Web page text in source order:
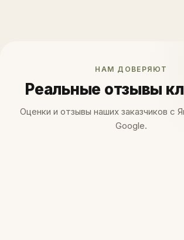
НАМ ДОВЕРЯЮТ
Реальные отзывы
Оценки и отзывы наших заказчиков с
Google.